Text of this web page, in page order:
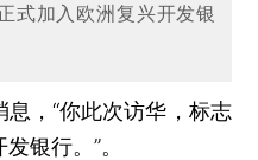
式加入欧洲复兴开发银
息，“你此次访华，标志
银行。”。